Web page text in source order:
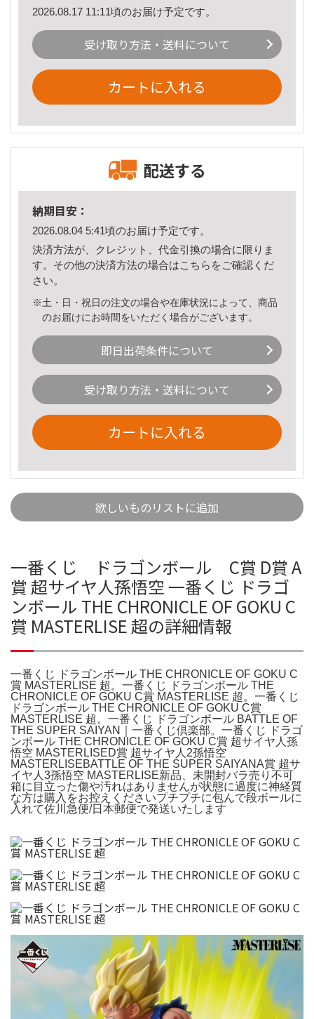
2026.08.17 11:11頃のお届け予定です。
受け取り方法・送料について
カートに入れる
配送する
納期目安：
2026.08.04 5:41頃のお届け予定です。
決済方法が、クレジット、代金引換の場合に限りま
す。その他の決済方法の場合はこちら をご確認くだ
さい。
※土・日・祝日の注文の場合や在庫状況によって、商品
のお届けにお時間をいただく場合がございます。
即日出荷条件について
受け取り方法・送料について
カートに入れる
欲しいものリストに追加
一番くじ ドラゴンボール C賞 D賞 A
賞 超サイヤ人孫悟空 一番くじ ドラゴ
ンボール THE CHRONICLE OF GOKU C
賞 MASTERLISE 超の詳細情報
一番くじ ドラゴンボール THE CHRONICLE OF GOKU C
賞 MASTERLISE 超。一番くじ ドラゴンボール THE
CHRONICLE OF GOKU C賞 MASTERLISE 超。一番くじ
ドラゴンボール THE CHRONICLE OF GOKU C賞
MASTERLISE 超。一番くじ ドラゴンボール BATTLE OF
THE SUPER SAIYAN｜一番くじ倶楽部。一番くじ ドラゴ
ンボール THE CHRONICLE OF GOKU C賞 超サイヤ人孫
悟空 MASTERLISED賞 超サイヤ人2孫悟空
MASTERLISEBATTLE OF THE SUPER SAIYANA賞 超サ
イヤ人3孫悟空 MASTERLISE新品、未開封バラ売り不可
箱に目立った傷や汚れはありませんが状態に過度に神経質
な方は購入をお控えくださいプチプチに包んで段ボールに
入れて佐川急便/日本郵便で発送いたします